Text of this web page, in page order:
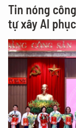
Tin nóng
tự xây AI